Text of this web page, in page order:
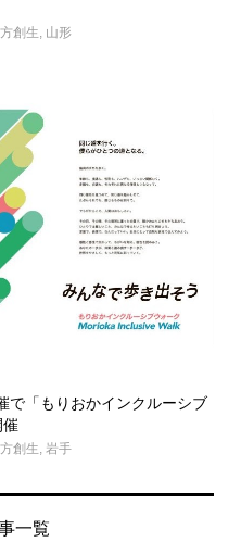
創生 山形
で「もりおかインクルーシブ
創生, 岩手
一覧